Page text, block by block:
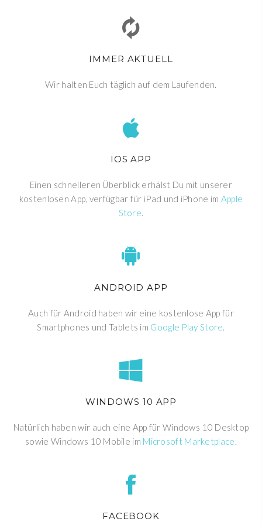
IMMER AKTUELL
Wir halten Euch täglich auf dem Laufenden.
IOS APP
Einen schnelleren Überblick erhälst Du mit unserer
kostenlosen App, verfügbar für iPad und iPhone im Apple
Store.
ANDROID APP
Auch für Android haben wir eine kostenlose App für
Smartphones und Tablets im Google Play Store.
WINDOWS 10 APP
Natürlich haben wir auch eine App für Windows 10 Desktop
sowie Windows 10 Mobile im Microsoft Marketplace.
FACEBOOK